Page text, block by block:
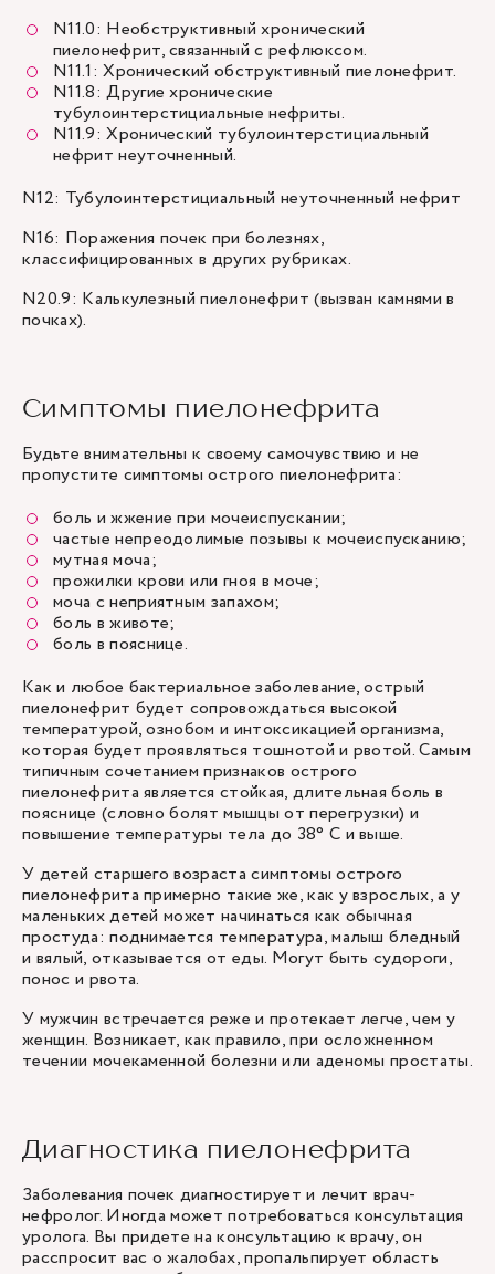
N11.0: Необструктивный хронический
пиелонефрит, связанный с рефлюксом.
N11.1: Хронический обструктивный пиелонефрит.
N11.8: Другие хронические
тубулоинтерстициальные нефриты.
N11.9: Хронический тубулоинтерстициальный
нефрит неуточненный.
N12: Тубулоинтерстициальный неуточненный нефрит
N16: Поражения почек при болезнях,
классифицированных в других рубриках.
N20.9: Калькулезный пиелонефрит (вызван камнями в
почках).
Симптомы пиелонефрита
Будьте внимательны к своему самочувствию и не
пропустите симптомы острого пиелонефрита:
боль и жжение при мочеиспускании;
частые непреодолимые позывы к мочеиспусканию;
мутная моча;
прожилки крови или гноя в моче;
моча с неприятным запахом;
боль в животе;
боль в пояснице.
Как и любое бактериальное заболевание, острый
пиелонефрит будет сопровождаться высокой
температурой, ознобом и интоксикацией организма,
которая будет проявляться тошнотой и рвотой. Самым
типичным сочетанием признаков острого
пиелонефрита является стойкая, длительная боль в
пояснице (словно болят мышцы от перегрузки) и
повышение температуры тела до 38° С и выше.
У детей старшего возраста симптомы острого
пиелонефрита примерно такие же, как у взрослых, а у
маленьких детей может начинаться как обычная
простуда: поднимается температура, малыш бледный
и вялый, отказывается от еды. Могут быть судороги,
понос и рвота.
У мужчин встречается реже и протекает легче, чем у
женщин. Возникает, как правило, при осложненном
течении мочекаменной болезни или аденомы простаты.
Диагностика пиелонефрита
Заболевания почек диагностирует и лечит врач-
нефролог. Иногда может потребоваться консультация
уролога. Вы придете на консультацию к врачу, он
расспросит вас о жалобах, пропальпирует область